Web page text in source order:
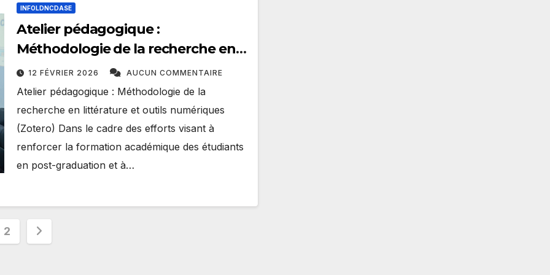
INFOLDNCDASE
Atelier pédagogique :
Méthodologie de la recherche en
littérature et outils numériques
(Zotero)
12 FÉVRIER 2026 AUCUN COMMENTAIRE
Atelier pédagogique : Méthodologie de la
recherche en littérature et outils numériques
(Zotero) Dans le cadre des efforts visant à
renforcer la formation académique des étudiants
en post-graduation et à…
2